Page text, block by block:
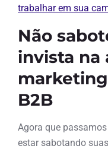
trabalhar em sua
Não
invista na
B2B
Agora que
estar sabotando